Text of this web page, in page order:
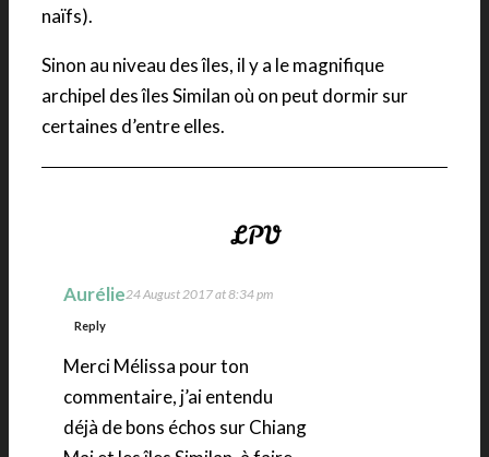
naïfs).
Sinon au niveau des îles, il y a le magnifique
archipel des îles Similan où on peut dormir sur
certaines d’entre elles.
Aurélie24 August 2017 at 8:34 pm
Reply
Merci Mélissa pour ton
commentaire, j’ai entendu
déjà de bons échos sur Chiang